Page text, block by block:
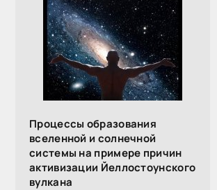
Процессы образования
вселенной и солнечной
системы на примере причин
активизации Йеллостоунского
вулкана